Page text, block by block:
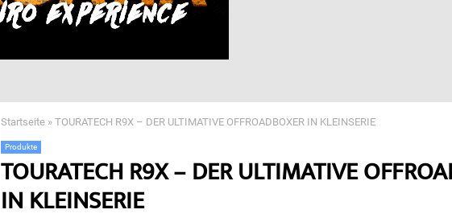
Startseite »TOURATECH R9X – DER ULTIMATIVE OFFROADBOXER IN KLEINSERIE
Produkte
TOURATECH R9X – DER ULTIMATIVE
IN KLEINSERIE